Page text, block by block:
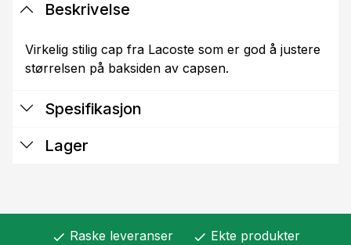
Beskrivelse
Virkelig stilig cap fra Lacoste som er god å justere
størrelsen på baksiden av capsen.
Spesifikasjon
Lager
check Raske leveranser check Ekte produkter